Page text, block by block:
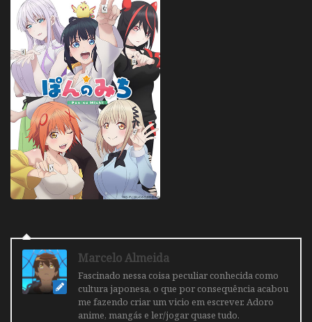
Marcelo Almeida
Fascinado nessa coisa peculiar conhecida como
cultura japonesa, o que por consequência acabou
me fazendo criar um vicio em escrever. Adoro
anime, mangás e ler/jogar quase tudo.